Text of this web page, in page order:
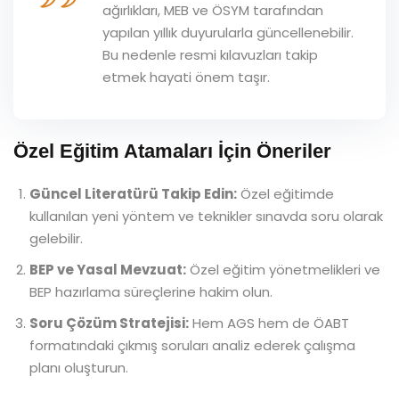
ağırlıkları, MEB ve ÖSYM tarafından
yapılan yıllık duyurularla güncellenebilir.
Bu nedenle resmi kılavuzları takip
etmek hayati önem taşır.
Özel Eğitim Atamaları İçin Öneriler
Güncel Literatürü Takip Edin:Özel eğitimde
kullanılan yeni yöntem ve teknikler sınavda soru olarak
gelebilir.
BEP ve Yasal Mevzuat:Özel eğitim yönetmelikleri ve
BEP hazırlama süreçlerine hakim olun.
Soru Çözüm Stratejisi:Hem AGS hem de ÖABT
formatındaki çıkmış soruları analiz ederek çalışma
planı oluşturun.